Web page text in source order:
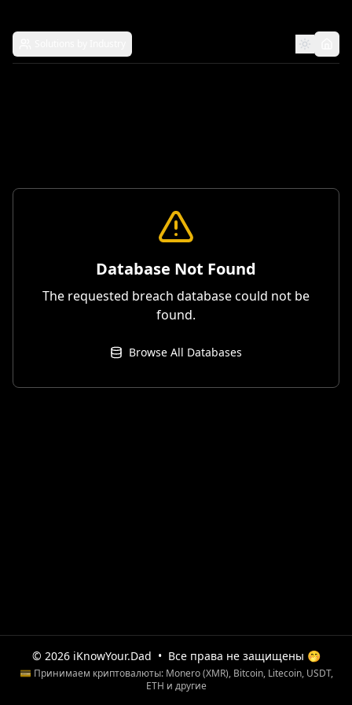
Database Not Found
The requested breach database could not be
found.
Browse All Databases
© 2026 iKnowYour.Dad • Все права не защищены 🤭
💳 Принимаем криптовалюты: Monero (XMR), Bitcoin, Litecoin, USDT,
ETH и другие